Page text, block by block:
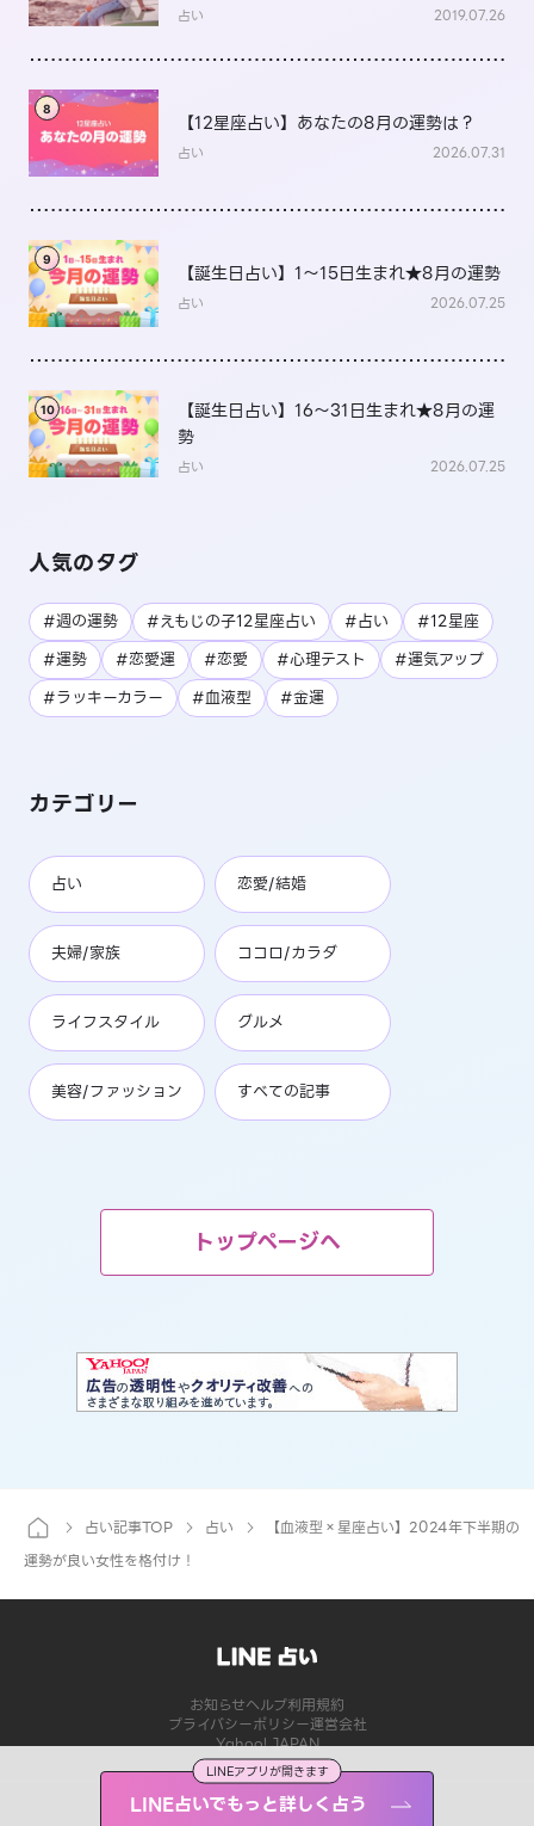
LINEアプリが開きます
LINE占いでもっと詳しく占う
占い 2019.07.26
8
【12星座占い】あなたの8月の運勢は？
占い 2026.07.31
9
【誕生日占い】1～15日生まれ★8月の運勢
占い 2026.07.25
10
【誕生日占い】16～31日生まれ★8月の運
勢
占い 2026.07.25
人気のタグ
#週の運勢 #えもじの子12星座占い #占い
#12星座
#運勢
#恋愛運 #恋愛 #心理テスト
#運気アップ
#ラッキーカラー
#血液型 #金運
カテゴリー
占い 恋愛/結婚
夫婦/家族 ココロ/カラダ
ライフスタイル グルメ
美容/ファッション すべての記事
トップページへ
占い記事TOP 占い
【血液型×星座占い】2024年下半期の
運勢が良い女性を格付け！
お知らせヘルプ利用規約
プライバシーポリシー運営会社
Yahoo! JAPAN
©LY Corporation